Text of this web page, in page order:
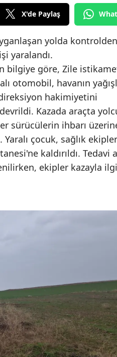
Edirne
Erzurum
Eskişehir
Gaziantep
Giresun
Gümüşhane
İzmir
Kars
Kastamonu
Kayseri
X'de Paylaş
yolda kontrolden
yaralandı.
bilgiye göre, Zile
otomobil, havanın
hakimiyetini
Kazada araçta
sürücülerin ihbarı
çocuk, sağlık
kaldırıldı. Tedavi
ekipler kazayla